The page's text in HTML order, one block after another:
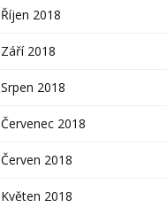
Říjen 2018
Září 2018
Srpen 2018
Červenec 2018
Červen 2018
Květen 2018